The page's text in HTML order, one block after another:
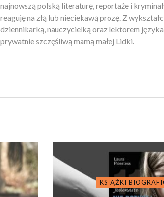
najnowszą polską literaturę, reportaże i
reaguję na złą lub nieciekawą prozę. Z
dziennikarką, nauczycielką oraz lektorem
prywatnie szczęśliwą mamą małej Lidki.
KSIĄŻKI